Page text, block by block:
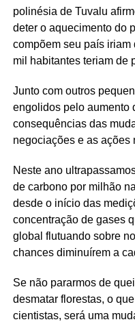
polinésia de Tuvalu
deter o aquecimento do
compõem seu país iriam
mil habitantes teriam de
Junto com outros
engolidos pelo aumento
consequências das
negociações e as ações
Neste ano
de carbono por milhão
desde o início das
concentração de gases
global flutuando sobre
chances diminuírem a
Se não pararmos de
desmatar florestas, o
cientistas, será uma